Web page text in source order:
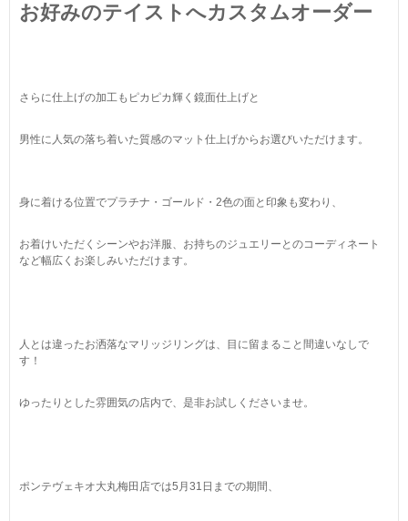
お好みのテイストへカスタムオーダー
さらに仕上げの加工もピカピカ輝く鏡面仕上げと
男性に人気の落ち着いた質感のマット仕上げからお選びいただけます。
身に着ける位置でプラチナ・ゴールド・2色の面と印象も変わり、
お着けいただくシーンやお洋服、お持ちのジュエリーとのコーディネート
など幅広くお楽しみいただけます。
人とは違ったお洒落なマリッジリングは、目に留まること間違いなしで
す！
ゆったりとした雰囲気の店内で、是非お試しくださいませ。
ポンテヴェキオ大丸梅田店では5月31日までの期間、